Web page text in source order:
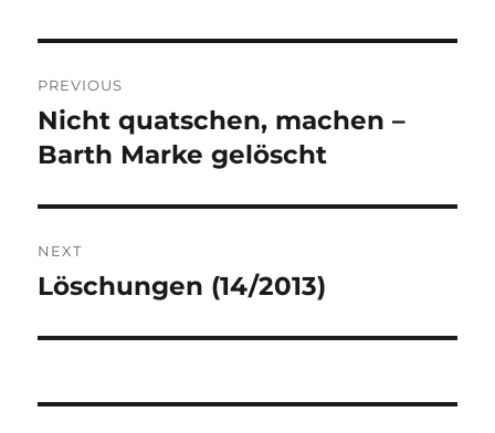
navigation
PREVIOUS
Previous
post:
Nicht quatschen, machen –
Barth Marke gelöscht
NEXT
Next
Löschungen (14/2013)